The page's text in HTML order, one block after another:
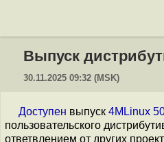
Выпуск
30.11.2025 09:32 (MSK)
Доступен выпуск 4MLinux
пользовательского
ответвлением от других